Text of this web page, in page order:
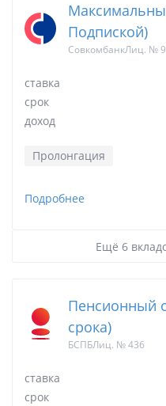
Подпиской)
СовкомбанкЛиц. №
ставка
срок
доход
Пролонгация
Подробнее
Ещё 6
Пенсионный
срока)
БСПБЛиц. № 436
ставка
срок